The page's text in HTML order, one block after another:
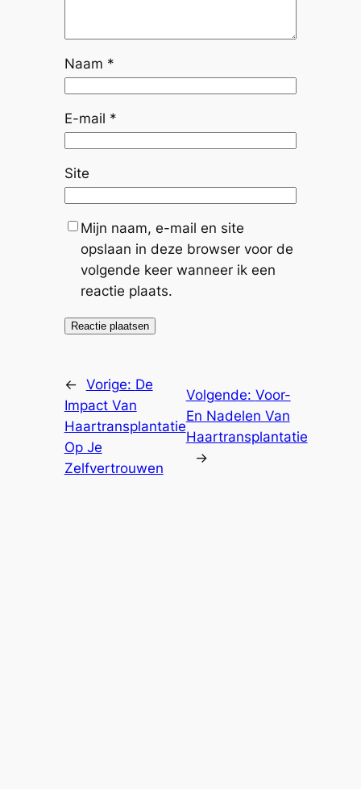
Naam *
E-mail *
Site
Mijn naam, e-mail en site
opslaan in deze browser voor de
volgende keer wanneer ik een
reactie plaats.
← Vorige: De
Impact Van
Haartransplantatie
Op Je
Zelfvertrouwen
Volgende: Voor-
En Nadelen Van
Haartransplantatie
→